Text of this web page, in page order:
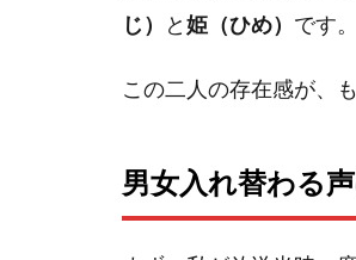
じ）
と姫（ひめ） です。
この二人の存在感が、
男女入れ替わる